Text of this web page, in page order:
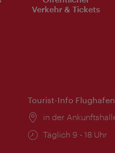
Verkehr & Tickets
Tourist-Info
Ort:
in der
Öffnungszeiten:
Täglich 9 - 18 Uhr